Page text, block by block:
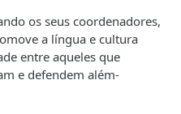
os seus coordenadores,
a língua e cultura
entre aqueles que
e defendem além-